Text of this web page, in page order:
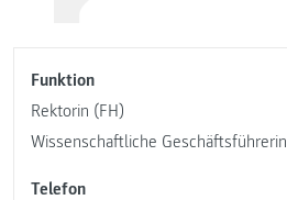
Funktion
Rektorin (FH)
Wissenschaftliche Geschäftsführerin
Telefon